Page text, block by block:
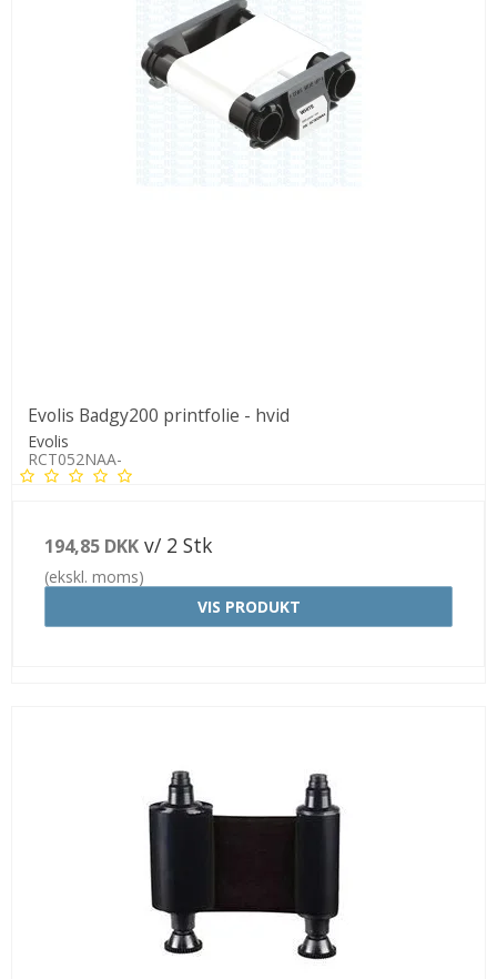
Evolis Badgy200 printfolie - hvid
Evolis
RCT052NAA-
194,85 DKK v/ 2 Stk
(ekskl. moms)
VIS PRODUKT